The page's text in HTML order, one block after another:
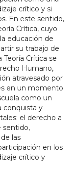
crítico y si
En este sentido,
Crítica, cuyo
educación de
su trabajo de
Crítica se
Humano,
atravesado por
en un momento
como un
conquista y
el derecho a
sentido,
las
en los
crítico y